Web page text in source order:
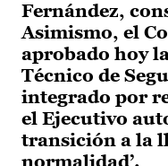
Fernández,
Asimismo, el
aprobado hoy
Técnico de
integrado por
el Ejecutivo
transición a la
normalidad’.